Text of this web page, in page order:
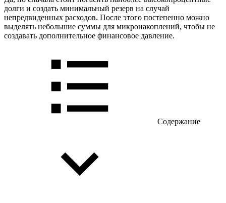
долги и создать минимальный резерв на случай
непредвиденных расходов. После этого постепенно можно
выделять небольшие суммы для микронакоплений, чтобы не
создавать дополнительное финансовое давление.
Содержание